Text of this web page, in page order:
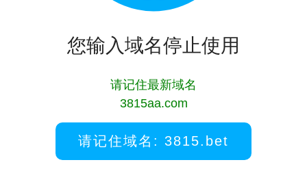
您输入域名停止使用
请记住最新域名
3815aa.com
请记住域名: 3815.bet